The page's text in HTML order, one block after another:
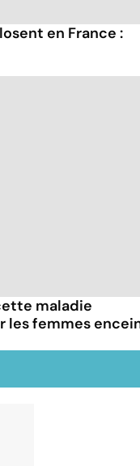
en France :
maladie
les femmes